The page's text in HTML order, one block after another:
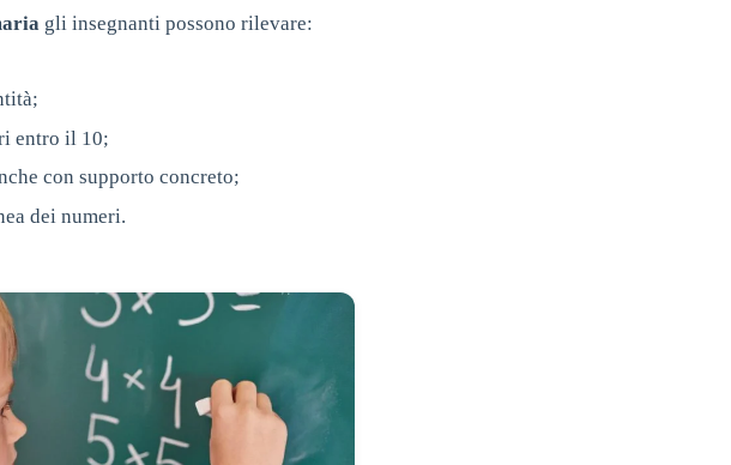
gli insegnanti possono rilevare:
entro il 10;
con supporto concreto;
dei numeri.